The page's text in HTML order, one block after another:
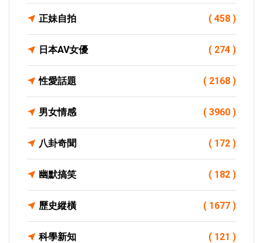
正妹自拍 ( 458 )
日本AV女優 ( 274 )
性愛話題 ( 2168 )
男女情感 ( 3960 )
八卦奇聞 ( 172 )
幽默搞笑 ( 182 )
歷史縱橫 ( 1677 )
科學新知 ( 121 )